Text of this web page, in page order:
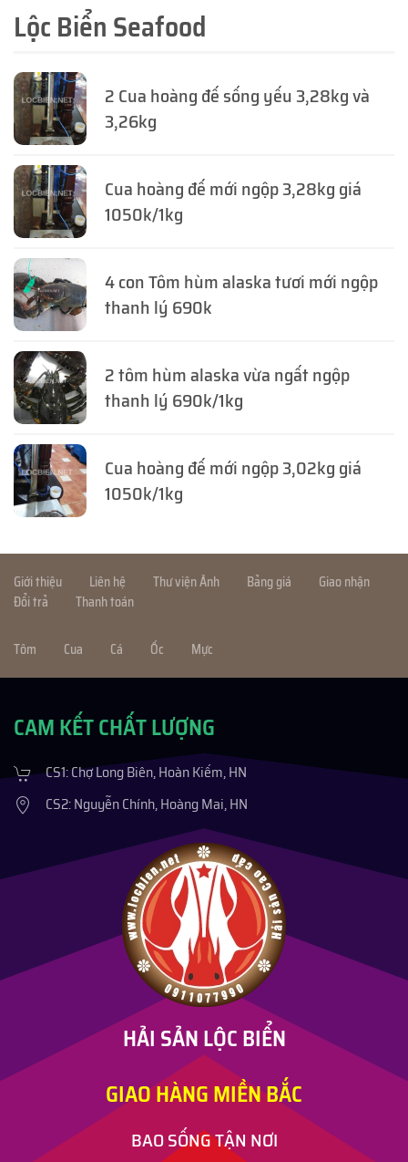
Lộc Biển Seafood
2 Cua hoàng đế sống yếu 3,28kg và
3,26kg
Cua hoàng đế mới ngộp 3,28kg giá
1050k/1kg
4 con Tôm hùm alaska tươi mới ngộp
thanh lý 690k
2 tôm hùm alaska vừa ngất ngộp
thanh lý 690k/1kg
Cua hoàng đế mới ngộp 3,02kg giá
1050k/1kg
Giới thiệu Liên hệ Thư viện Ảnh Bảng giá
Giao nhận
Đổi trả
Thanh toán
Tôm Cua Cá Ốc Mực
CAM KẾT CHẤT LƯỢNG
CS1: Chợ Long Biên, Hoàn Kiếm, HN
CS2: Nguyễn Chính, Hoàng Mai, HN
HẢI SẢN LỘC BIỂN
GIAO HÀNG MIỀN BẮC
BAO SỐNG TẬN NƠI